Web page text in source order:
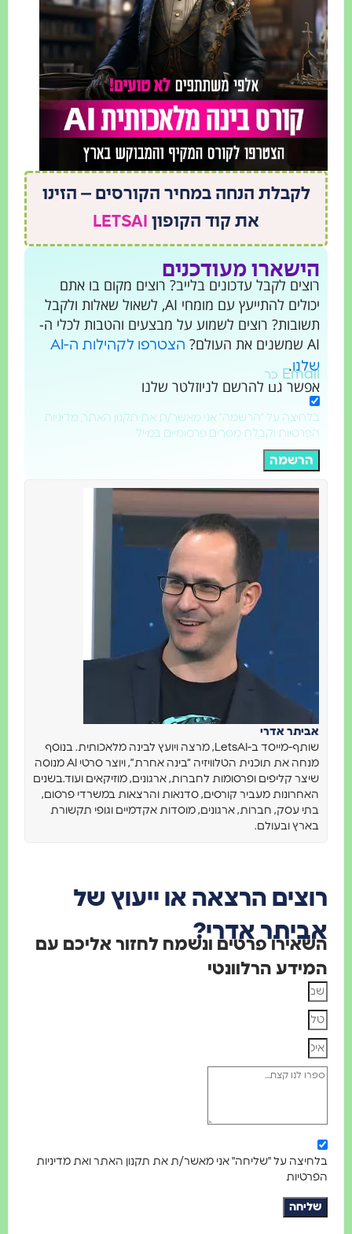
לקבלת הנחה במחיר הקורסים – הזינו
את קוד הקופוןLETSAI
מעודכנים
לקבל עדכונים בלייב? רוצים מקום בו אתם
יכולים להתייעץ עם מומחי AI, לשאול שאלות ולקבל
רוצים לשמוע על מבצעים והטבות לכלי ה-
הצטרפו לקהילות ה-AI
גם להרשם לניוזלטר שלנו
על "הרשמה" אני מאשר/ת את תקנון האתר, מדיניות
וקבלת מסרים פרסומיים במייל
הרשמה
אדרי
שותף-מייסד ב-LetsAI, מרצה ויועץ לבינה מלאכותית. בנוסף
מנחה את תוכנית הטלוויזיה “בינה אחרת”, ויוצר סרטי AI מנוסה
קליפים ופרסומות לחברות, ארגונים, מוזיקאים ועוד.בשנים
מעביר קורסים, סדנאות והרצאות במשרדי פרסום,
עסק, חברות, ארגונים, מוסדות אקדמיים וגופי תקשורת
ובעולם.
הרצאה או ייעוץ של
אדרי?
פרטים ונשמח לחזור אליכם עם
הרלוונטי
על "שליחה" אני מאשר/ת את תקנון האתר ואת מדיניות